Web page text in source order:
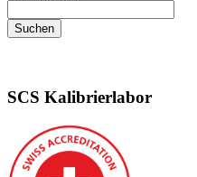
SCS Kalibrierlabor